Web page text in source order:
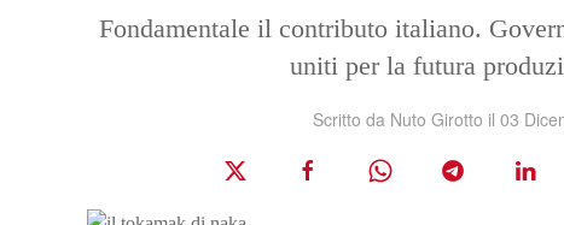
Fondamentale il contributo italiano.
uniti per la futura
Scritto da Nuto Girotto il03